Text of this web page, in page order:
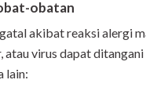
obatan
akibat reaksi alergi
atau virus dapat
lain: